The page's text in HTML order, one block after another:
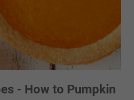
- How to Pumpkin